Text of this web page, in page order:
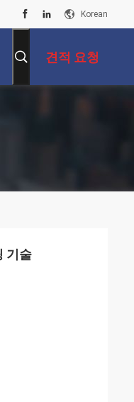
Korean
견적 요청
기술